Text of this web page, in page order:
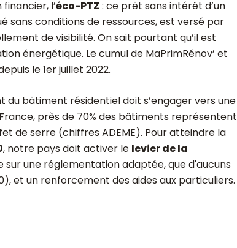
l’éco-PTZ : ce prêt sans intérêt d’un
conditions de ressources, est versé par
de visibilité. On sait pourtant qu’il est
énergétique. Lecumul de MaPrimRénov’ et
le 1er juillet 2022.
bâtiment résidentiel doit s’engager vers une
près de 70% des bâtiments représentent
de serre (chiffres ADEME). Pour atteindre la
, notre pays doit activer le levier de la
sur une réglementation adaptée, que d'aucuns
et un renforcement des aides aux particuliers.